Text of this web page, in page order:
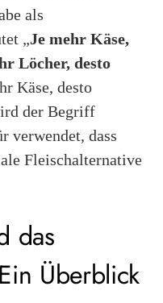
als
„Je mehr Käse,
Löcher, desto
Käse, desto
der Begriff
verwendet, dass
Fleischalternative
das
Überblick